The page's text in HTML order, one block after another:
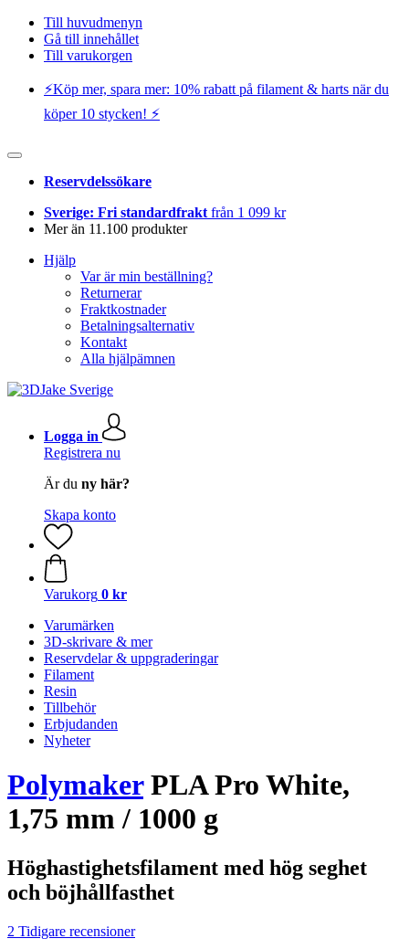
Till huvudmenyn
Gå till innehållet
Till varukorgen
⚡️Köp mer, spara mer: 10% rabatt på filament & harts när du
köper 10 stycken! ⚡️
Reservdelssökare
Sverige: Fri standardfrakt från 1 099 kr
Mer än 11.100 produkter
Hjälp
Var är min beställning?
Returnerar
Fraktkostnader
Betalningsalternativ
Kontakt
Alla hjälpämnen
Logga in
Registrera nu
Är du ny här?
Skapa konto
Varukorg 0 kr
Varumärken
3D-skrivare & mer
Reservdelar & uppgraderingar
Filament
Resin
Tillbehör
Erbjudanden
Nyheter
PolymakerPLA Pro White,
1,75 mm / 1000 g
Höghastighetsfilament med hög seghet
och böjhållfasthet
2 Tidigare recensioner